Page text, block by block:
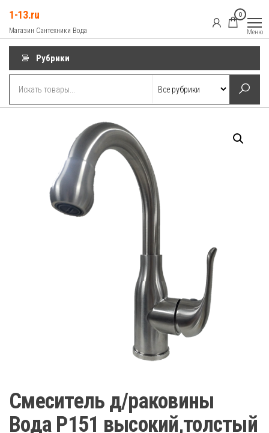
содержимому
1-13.ru
Магазин Сантехники Вода
0
Меню
Рубрики
Смеситель д/раковины
Вода Р151 высокий,толстый